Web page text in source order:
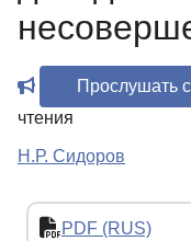
Прослушать
чтения
Н.Р. Сидоров
PDF (RUS)